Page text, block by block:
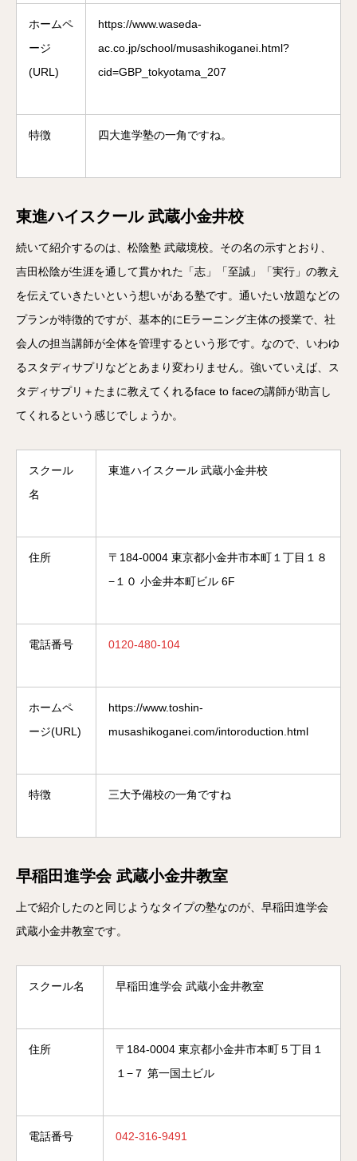
ホームペ
ージ
(URL)
https://www.waseda-
ac.co.jp/school/musashikoganei.html?
cid=GBP_tokyotama_207
特徴 四大進学塾の一角ですね。
東進ハイスクール 武蔵小金井校
続いて紹介するのは、松陰塾 武蔵境校。その名の示すとおり、
吉田松陰が生涯を通して貫かれた「志」「至誠」「実行」の教え
を伝えていきたいという想いがある塾です。通いたい放題などの
プランが特徴的ですが、基本的にEラーニング主体の授業で、社
会人の担当講師が全体を管理するという形です。なので、いわゆ
るスタディサプリなどとあまり変わりません。強いていえば、ス
タディサプリ＋たまに教えてくれるface to faceの講師が助言し
てくれるという感じでしょうか。
スクール
名
東進ハイスクール 武蔵小金井校
住所
〒184-0004 東京都小金井市本町１丁目１８
−１０ 小金井本町ビル 6F
電話番号 0120-480-104
ホームペ
ージ(URL)
https://www.toshin-
musashikoganei.com/intoroduction.html
特徴 三大予備校の一角ですね
早稲田進学会 武蔵小金井教室
上で紹介したのと同じようなタイプの塾なのが、早稲田進学会
武蔵小金井教室です。
スクール名 早稲田進学会 武蔵小金井教室
住所
〒184-0004 東京都小金井市本町５丁目１
１−７ 第一国土ビル
電話番号 042-316-9491